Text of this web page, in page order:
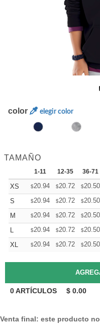
color elegir color
TAMAÑO
1-11 12-35 36-71
XS $20.94 $20.72 $20.50
S
$20.94 $20.72 $20.50
M
$20.94 $20.72 $20.50
L
$20.94 $20.72 $20.50
XL
$20.94 $20.72 $20.50
0ARTÍCULOS $ 0.00
Venta final: este producto